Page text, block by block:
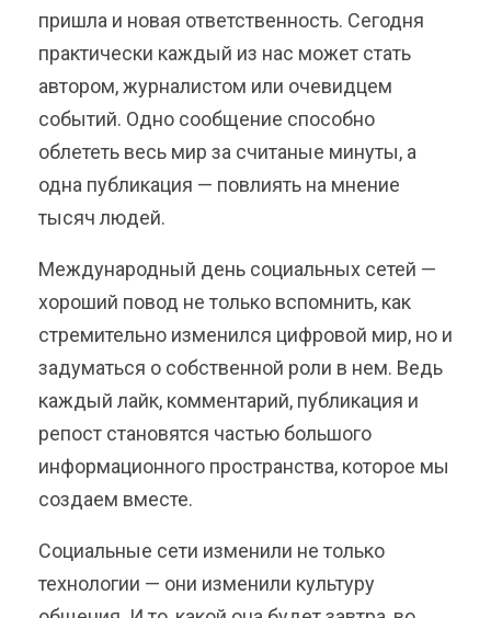
пришла и новая ответственность. Сегодня
практически каждый из нас может стать
автором, журналистом или очевидцем
событий. Одно сообщение способно
облететь весь мир за считаные минуты, а
одна публикация — повлиять на мнение
тысяч людей.
Международный день социальных сетей —
хороший повод не только вспомнить, как
стремительно изменился цифровой мир, но и
задуматься о собственной роли в нем. Ведь
каждый лайк, комментарий, публикация и
репост становятся частью большого
информационного пространства, которое мы
создаем вместе.
Социальные сети изменили не только
технологии — они изменили культуру